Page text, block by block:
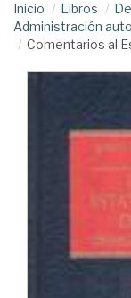
Inicio Libros
Administración
Comentarios al